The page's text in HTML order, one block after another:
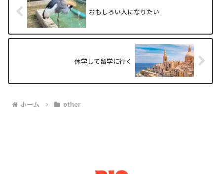
おもしろい人になりたい
休学して留学に行く
ホーム other